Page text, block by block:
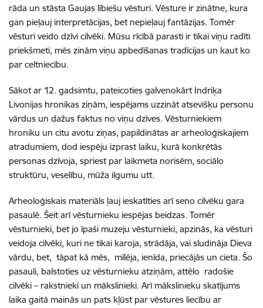
rāda un stāsta Gaujas lībiešu vēsturi. Vēsture ir zinātne, kura
gan pieļauj interpretācijas, bet nepieļauj fantāzijas. Tomēr
vēsturi veido dzīvi cilvēki. Mūsu rīcībā parasti ir tikai viņu radīti
priekšmeti, mēs zinām viņu apbedīšanas tradīcijas un kaut ko
par celtniecību.
Sākot ar 12. gadsimtu, pateicoties galvenokārt Indriķa
Livonijas hronikas ziņām, iespējams uzzināt atsevišķu personu
vārdus un dažus faktus no viņu dzīves. Vēsturniekiem
hroniku un citu avotu ziņas, papildinātas ar arheoloģiskajiem
atradumiem, dod iespēju izprast laiku, kurā konkrētās
personas dzīvoja, spriest par laikmeta norisēm, sociālo
struktūru, veselību, mūža ilgumu utt.
Arheoloģiskais materiāls ļauj ieskatīties arī seno cilvēku gara
pasaulē. Šeit arī vēsturnieku iespējas beidzas. Tomēr
vēsturnieki, bet jo īpaši muzeju vēsturnieki, apzinās, ka vēsturi
veidoja cilvēki, kuri ne tikai karoja, strādāja, vai sludināja Dieva
vārdu, bet, tāpat kā mēs, mīlēja, ienīda, priecājās un cieta. Šo
pasauli, balstoties uz vēsturnieku atziņām, attēlo radošie
cilvēki – rakstnieki un mākslinieki. Arī mākslinieku skatījums
laika gaitā mainās un pats kļūst par vēstures liecību ar